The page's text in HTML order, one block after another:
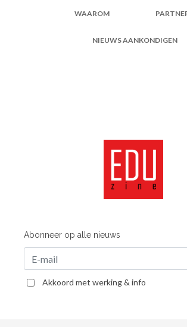
WAAROM
NIEUWS AANKONDIGEN
Abonneer op alle nieuws
Akkoord met werking & info